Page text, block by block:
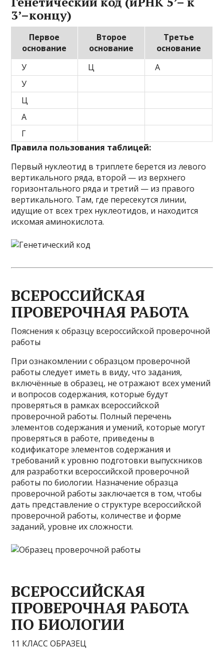
3’–концу)
Первое
основание
Второе
основание
Третье
основание
У
Ц
А
У
Ц
А
Г
Правила пользования таблицей:
Первый нуклеотид в триплете берется из левого
вертикального ряда, второй — из верхнего
горизонтального ряда и третий — из правого
вертикального. Там, где пересекутся линии,
идущие от всех трех нуклеотидов, и находится
искомая аминокислота.
ВСЕРОССИЙСКАЯ
ПРОВЕРОЧНАЯ РАБОТА
Пояснения к образцу всероссийской проверочной
работы
При ознакомлении с образцом проверочной
работы следует иметь в виду, что задания,
включённые в образец, не отражают всех умений
и вопросов содержания, которые будут
проверяться в рамках всероссийской
проверочной работы. Полный перечень
элементов содержания и умений, которые могут
проверяться в работе, приведены в
кодификаторе элементов содержания и
требований к уровню подготовки выпускников
для разработки всероссийской проверочной
работы по биологии. Назначение образца
проверочной работы заключается в том, чтобы
дать представление о структуре всероссийской
проверочной работы, количестве и форме
заданий, уровне их сложности.
ВСЕРОССИЙСКАЯ
ПРОВЕРОЧНАЯ РАБОТА
ПО БИОЛОГИИ
11 КЛАСС ОБРАЗЕЦ